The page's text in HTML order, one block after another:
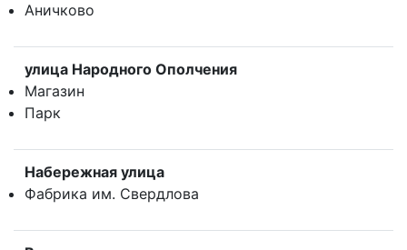
Аничково
улица Народного Ополчения
Магазин
Парк
Набережная улица
Фабрика им. Свердлова